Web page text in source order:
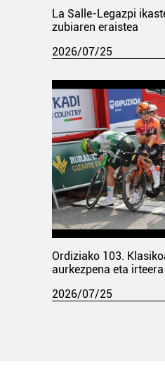
La Salle-Legazpi
zubiaren eraistea
2026/07/25
Ordiziako 103.
aurkezpena eta irteera
2026/07/25